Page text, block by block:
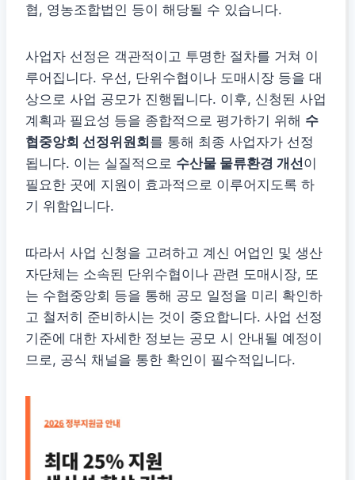
협, 영농조합법인 등이 해당될 수 있습니다.
사업자 선정은 객관적이고 투명한 절차를 거쳐 이
루어집니다. 우선, 단위수협이나 도매시장 등을 대
상으로 사업 공모가 진행됩니다. 이후, 신청된 사업
계획과 필요성 등을 종합적으로 평가하기 위해 수
협중앙회 선정위원회를 통해 최종 사업자가 선정
됩니다. 이는 실질적으로 수산물 물류환경 개선이
필요한 곳에 지원이 효과적으로 이루어지도록 하
기 위함입니다.
따라서 사업 신청을 고려하고 계신 어업인 및 생산
자단체는 소속된 단위수협이나 관련 도매시장, 또
는 수협중앙회 등을 통해 공모 일정을 미리 확인하
고 철저히 준비하시는 것이 중요합니다. 사업 선정
기준에 대한 자세한 정보는 공모 시 안내될 예정이
므로, 공식 채널을 통한 확인이 필수적입니다.